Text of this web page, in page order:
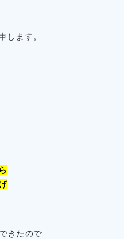
します。
きたので